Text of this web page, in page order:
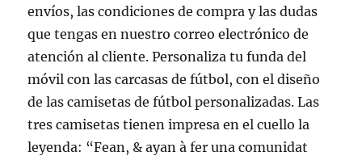
envíos, las condiciones de compra y las dudas
que tengas en nuestro correo electrónico de
atención al cliente. Personaliza tu funda del
móvil con las carcasas de fútbol, con el diseño
de las camisetas de fútbol personalizadas. Las
tres camisetas tienen impresa en el cuello la
leyenda: “Fean, & ayan à fer una comunidat